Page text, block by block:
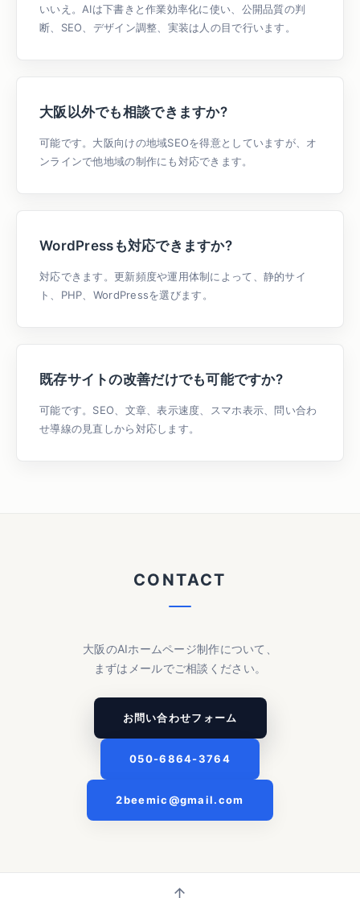
いいえ。AIは下書きと作業効率化に使い、公開品質の判
断、SEO、デザイン調整、実装は人の目で行います。
大阪以外でも相談できますか?
可能です。大阪向けの地域SEOを得意としていますが、オ
ンラインで他地域の制作にも対応できます。
WordPressも対応できますか?
対応できます。更新頻度や運用体制によって、静的サイ
ト、PHP、WordPressを選びます。
既存サイトの改善だけでも可能ですか?
可能です。SEO、文章、表示速度、スマホ表示、問い合わ
せ導線の見直しから対応します。
CONTACT
大阪のAIホームページ制作について、
まずはメールでご相談ください。
お問い合わせフォーム
050-6864-3764
2beemic@gmail.com
↑